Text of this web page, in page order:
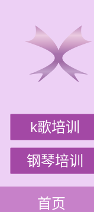
k歌培训
钢琴培训
首页